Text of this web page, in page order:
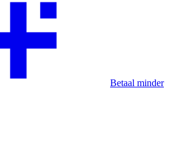
Betaal minder